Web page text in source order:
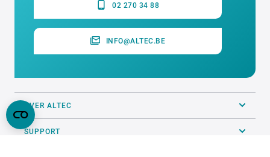
02 270 34 88
INFO@ALTEC.BE
OVER ALTEC
SUPPORT